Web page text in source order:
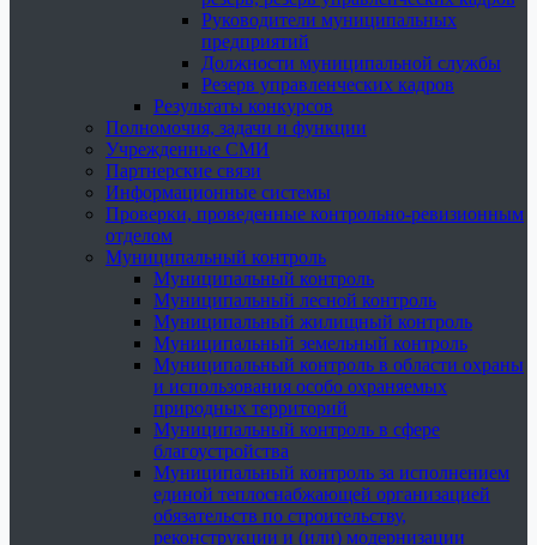
Руководители муниципальных
предприятий
Должности муниципальной службы
Резерв управленческих кадров
Результаты конкурсов
Полномочия, задачи и функции
Учрежденные СМИ
Партнерские связи
Информационные системы
Проверки, проведенные контрольно-ревизионным
отделом
Муниципальный контроль
Муниципальный контроль
Муниципальный лесной контроль
Муниципальный жилищный контроль
Муниципальный земельный контроль
Муниципальный контроль в области охраны
и использования особо охраняемых
природных территорий
Муниципальный контроль в сфере
благоустройства
Муниципальный контроль за исполнением
единой теплоснабжающей организацией
обязательств по строительству,
реконструкции и (или) модернизации